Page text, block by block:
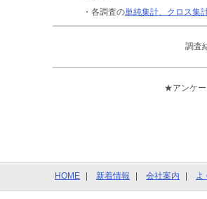
・各調査の単純集計、クロス集
調査
★アンケー
HOME 新着情報 会社案内 よ